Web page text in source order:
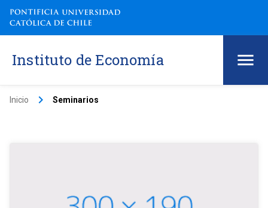
Instituto de Economía
Inicio keyboard_arrow_right Seminarios